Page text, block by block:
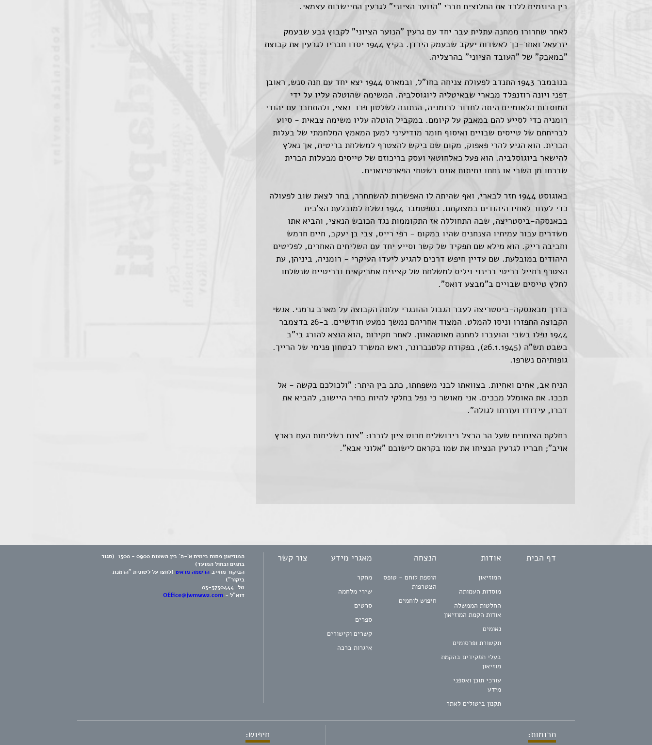
בין היוזמים ללכד את החלוצים חברי "הנוער הציוני" לגרעין התיישבות עצמאי.
לאחר שחרורו ממחנה עתלית עבר יחד עם גרעין "הנוער הציוני" לקבוץ גבע שבעמק
יזרעאל ואחר-כך לאשדות יעקב שבעמק הירדן. בקיץ 1944 יסדו חבריו לגרעין את קבוצת
"במאבק" של "העובד הציוני" בהרצליה.
בנובמבר 1943 התנדב לפעולת צניחה בחו"ל, ובמארס 1944 יצא יחד עם חנה סנש, ראובן
דפני ויונה רוזנפלד מבארי שבאיטליה ליוגוסלביה. המשימה שהוטלה עליו על ידי
המוסדות הלאומיים היתה לחדור לרומניה, הנתונה לשלטון פרו-נאצי, ולהתחבר עם יהודי
רומניה כדי לסייע להם במאבק על קיומם. במקביל הוטלה עליו משימה צבאית - סיוע
לבריחתם של טייסים שבויים ואיסוף חומר מודיעיני למען המאמץ המלחמתי של בעלות
הברית. הוא הגיע להרי פאפוק, מקום שם ביקש להצטרף למשלחת בריטית, אך נאלץ
להישאר ביוגוסלביה. הוא פעל כאלחוטאי ועסק בריכוזם של טייסים מבעלות הברית
שברחו מן השבי או נחתו נחיתות אונס בשטחי הפארטיזאנים.
באוגוסט 1944 חזר לבארי, ואף שהיתה לו האפשרות להשתחרר, בחר לצאת שוב לפעולה
כדי לעזור לאחיו היהודים במצוקתם. בספטמבר 1944 נשלח למובלעת הצ'כית
בבאנסקה-ביסטריצה, שבה התחוללה אז התקוממות נגד הכובש הנאצי, והביא אתו
משדרים עבור עמיתיו הצנחנים שהיו במקום - רפי רייס, צבי בן יעקב, חיים חרמש
וחביבה רייק. הוא מילא שם תפקיד של קשר וסייע יחד עם השליחים האחרים, לפליטים
היהודים במובלעת. שם עדיין חיפש דרכים להגיע ליעדו העיקרי - רומניה, ביניהן, עת
הצטרף כחייל בריטי בכינוי ויליס למשלחת של קצינים אמריקאים ובריטיים שנשלחו
לחלץ טייסים שבויים ב"מבצע דואס".
בדרך מבאנסקה-ביסטריצה לעבר הגבול ההונגרי עלתה הקבוצה על מארב גרמני. אנשי
הקבוצה התפזרו וניסו להמלט. המצוד אחריהם נמשך כמעט חודשיים. ב-26 בדצמבר
1944 נפלו בשבי והועברו למחנה מאוטהאוזן. לאחר חקירות ,הוא הוצא להורג בי"ב
בשבט תש"ה (26.1.1945), בפקודת קלטנברונר, ראש המשרד לבטחון פנימי של הרייך.
גופותיהם נשרפו.
הניח אב, אחים ואחיות. בצוואתו לבני משפחתו, כתב בין היתר: "ולכולכם בקשה - אל
תבכו. את האומלל מבכים. אני מאושר כי נפל בחלקי להיות בחיר היישוב, להביא את
דברו, עידודו ועזרתו לגולה".
בחלקת הצנחנים שעל הר הרצל בירושלים חרוט ציון לזכרו: "צנח בשליחות העם בארץ
אויב"; חבריו לגרעין הנציחו את שמו בקראם לישובם "אלוני אבא".
דף הבית אודות
המוזיאון
מוסדות העמותה
החלטות הממשלה
אודות הקמת המוזיאון
נאומים
תקשורת ופרסומים
בעלי תפקידים בהקמת
מוזיאון
עורכי תוכן ואספני
מידע
תקנון ביטולים לאתר
הנצחה
הוספת לוחם - טופס
הצטרפות
חיפוש לוחמים
מאגרי מידע
מחקר
שירי מלחמה
סרטים
ספרים
קשרים וקישורים
איגרות ברכה
צור קשר
המוזיאון פתוח בימים א'-ה' בין השעות 0900 - 1500 (סגור
בחגים ובחול המועד)
הביקור מחייב הרשמה מראש (לחצו על לשונית "הזמנת
ביקור")
טל. 03-3730444
דוא"ל - Office@jwmww2.com
תרומות: חיפוש: